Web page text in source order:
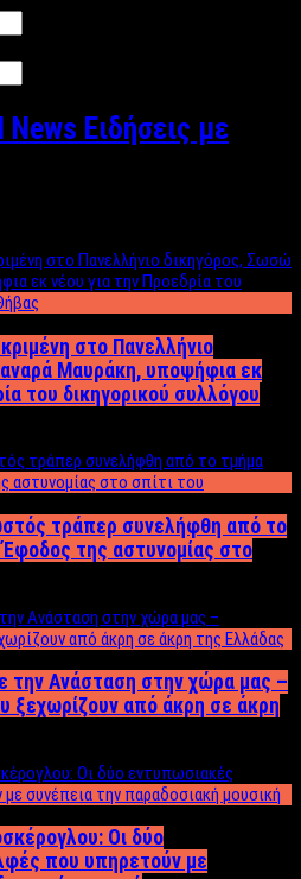
News Ειδήσεις με
στο Πανελλήνιο
Μαυράκη, υποψήφια εκ
του δικηγορικού συλλόγου
τράπερ συνελήφθη από το
της αστυνομίας στο
την Ανάσταση στην χώρα μας –
ξεχωρίζουν από άκρη σε άκρη
Οι δύο
που υπηρετούν με